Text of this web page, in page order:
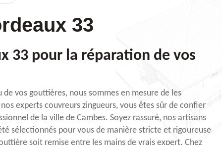
33
33 pour la réparation de vos
vos gouttières, nous sommes en mesure de les
experts couvreurs zingueurs, vous êtes sûr de confier
de la ville de Cambes. Soyez rassuré, nos artisans
sélectionnés pour vous de manière stricte et rigoureuse
soit remise entre les mains de vrais expert. Chez